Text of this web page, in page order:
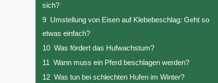
sich?
9 Umstellung von Eisen auf Klebebeschlag: Geht so
etwas einfach?
10 Was fördert das Hufwachstum?
11 Wann muss ein Pferd beschlagen werden?
12 Was tun bei schlechten Hufen im Winter?